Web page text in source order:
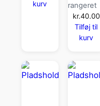
kurv
rangeret
kr.40.00
Tilføj til
kurv